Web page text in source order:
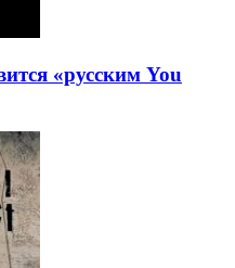
«русским You